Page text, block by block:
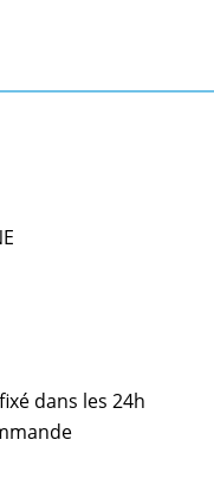
dans les 24h